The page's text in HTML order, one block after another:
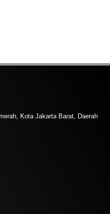
Kota Jakarta Barat, Daerah